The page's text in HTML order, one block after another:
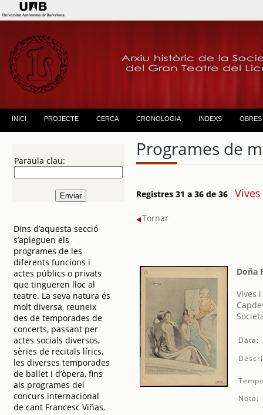
INICI PROJECTE CERCA CRONOLOGIA INDEXS OBRES
Paraula clau:
Dins d’aquesta secció
s’apleguen els
programes de les
diferents funcions i
actes públics o privats
que tingueren lloc al
teatre. La seva natura és
molt diversa, reuneix
des de temporades de
concerts, passant per
actes socials diversos,
sèries de recitals lírics,
les diverses temporades
de ballet i d’òpera, fins
als programes del
concurs internacional
de cant Francesc Viñas.
Programes de
Registres 31 a 36 de 36
Tornar
Doña
Vives
Data:
Nota: